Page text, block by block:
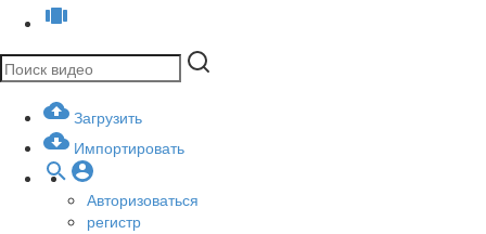
Загрузить
Импортировать
Авторизоваться
регистр